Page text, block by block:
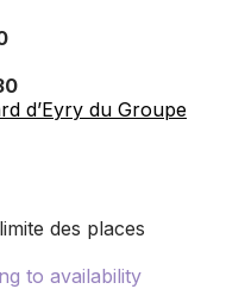
d’Eyry du Groupe
des places
to availability